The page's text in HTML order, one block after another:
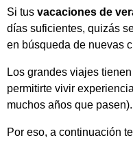
Si tus vacaciones de
días suficientes, quizás
en búsqueda de nuevas
Los grandes viajes
permitirte vivir
muchos años que pasen).
Por eso, a continuación